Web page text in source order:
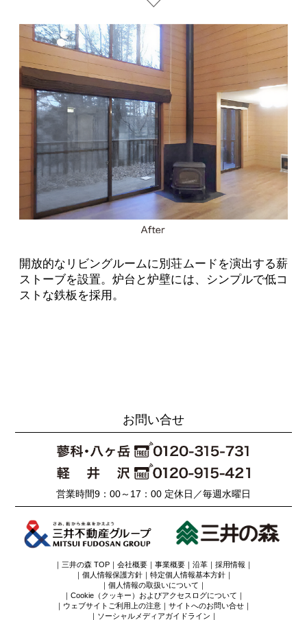
開放的なリビングルームに別荘ムードを演出する薪
ストーブを設置。炉台と炉壁には、シンプルで低コ
ストな鉄板を採用。
お問い合せ
営業時間9：00～17：00 定休日／毎週水曜日
｜ 三井の森 TOP ｜ 会社概要 ｜ 事業概要 ｜ 沿革 ｜ 採用情報 ｜
｜ 個人情報保護方針｜ 特定個人情報基本方針｜
｜ 個人情報の取扱いについて ｜
｜ Cookie（クッキー）およびアクセスログについて ｜
｜ ウェブサイトご利用上の注意 ｜ サイトへのお問い合せ ｜
｜ ソーシャルメディアガイドライン ｜